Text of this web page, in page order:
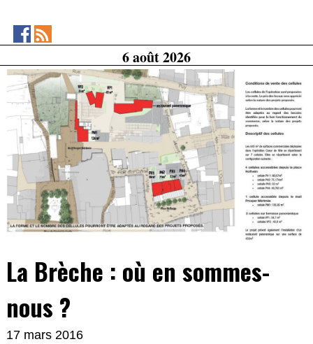
la
Javellesur
Facebook
RSS
6 août 2026
La Brèche : où en sommes-
nous ?
17 mars 2016